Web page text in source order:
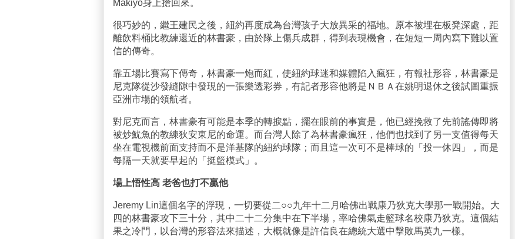
Makiyo身上搶回來。
很巧妙的，繼王建民之後，紐約再度成為台灣孩子大放異采的福地。原本被埋在板凳深處，距
離飲料桶比教練還近的林書豪，由於隊上傷兵成群，得到表現機會，在短短一周內寫下難以置
信的傳奇。
靠五場比賽寫下傳奇，林書豪一炮而紅，使紐約球迷和媒體陷入瘋狂，有報社形容，林書豪是
尼克隊從沙發縫隙中發現的一張樂透彩券，有記者形容他將是ＮＢＡ在姚明退休之後試圖重振
亞洲市場的領航者。
對尼克而言，林書豪有可能是本季的轉捩點，擺在眼前的事實是，他已經挽救了先前謠傳即將
被炒魷魚的教練狄安東尼的命運。而台灣人除了為林書豪瘋狂，他們也找到了另一支值得每天
坐在電視機前面支持而不是洋基隊的紐約球隊；而且這一次可不是棒球的「投一休四」，而是
每隔一天就要早起的「挺籃模式」。
場上悟性高 老爸也打不贏他
Jeremy Lin這個名字的浮現，一切要從二○○九年十二月哈佛出戰康乃狄克大學那一戰開始。大
四的林書豪攻下三十分，其中二十二分集中在下半場，率哈佛氣走籃球名校康乃狄克。這個結
果之冷門，以台灣的形容法來描述，大概就像是許信良在總統大選中擊敗馬英九一樣。